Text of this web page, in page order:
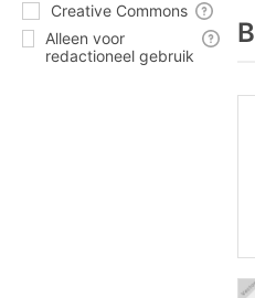
Creative Commons
Alleen voor
redactioneel gebruik